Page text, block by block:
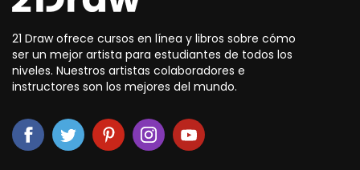
21 Draw ofrece cursos en línea y libros sobre cómo
ser un mejor artista para estudiantes de todos los
niveles. Nuestros artistas colaboradores e
instructores son los mejores del mundo.